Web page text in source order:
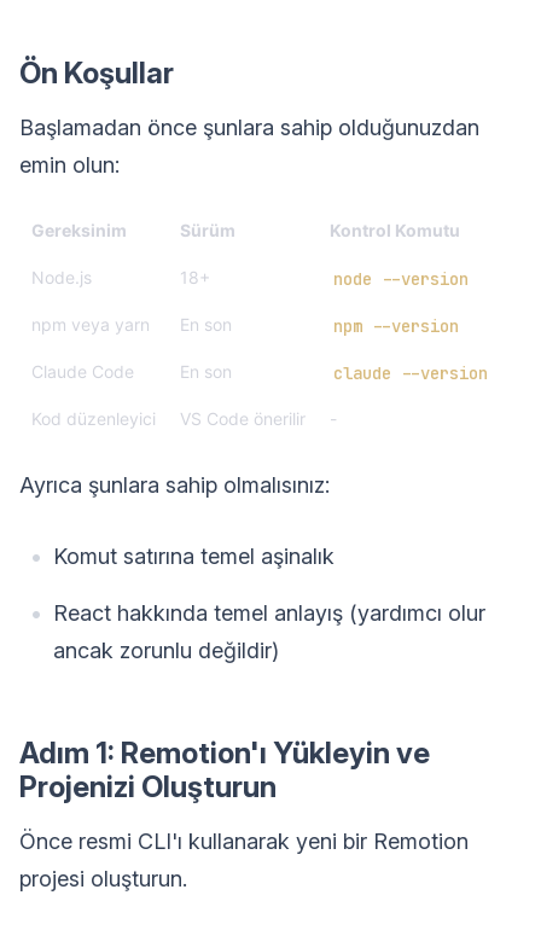
Ön Koşullar
Başlamadan önce şunlara sahip olduğunuzdan
emin olun:
Gereksinim Sürüm Kontrol Komutu
Node.js 18+ node --version
npm veya yarn En son npm --version
Claude Code En son claude --version
Kod düzenleyici VS Code önerilir -
Ayrıca şunlara sahip olmalısınız:
Komut satırına temel aşinalık
React hakkında temel anlayış (yardımcı olur
ancak zorunlu değildir)
Adım 1: Remotion'ı Yükleyin ve
Projenizi Oluşturun
Önce resmi CLI'ı kullanarak yeni bir Remotion
projesi oluşturun.